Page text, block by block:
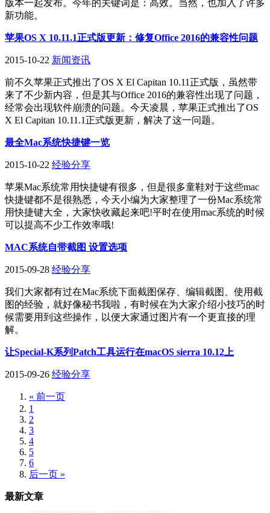
版本一起发布。今年的关键词是：高效。当然，也加入了许多
新功能。
苹果OS X 10.11.1正式版更新：修复Office 2016的兼容性问题
2015-10-22 新闻资讯
前不久苹果正式推出了OS X El Capitan 10.11正式版，虽然带
来了不少新内容，但是其与Office 2016的兼容性出现了问题，
经常会出现软件崩溃的问题。今天凌晨，苹果正式推出了OS
X El Capitan 10.11.1正式版更新，解决了这一问题。
最全Mac系统快捷键一览
2015-10-22 经验分享
苹果Mac系统常用快捷键有很多，但是很多童鞋对于这些mac
快捷键都不是很熟悉，今天小编为大家整理了一份Mac系统常
用快捷键大全，大家快收藏起来吧!平时在使用mac系统的时候
可以提高不少工作效率哦!
MAC系统自带截图 设置选项
2015-09-28 经验分享
我们大家都有过在Mac系统下面截图保存、编辑截图、使用截
图的经验，就好像秘书我啦，有时候在为大家介绍小技巧的时
候需要用到这些操作，以便大家通过图片有一个更直接的理
解。
让Special-K系列Patch工具运行在macOS sierra 10.12上
2015-09-26 经验分享
« 前一页
1
2
3
4
5
6
后一页 »
最新文章